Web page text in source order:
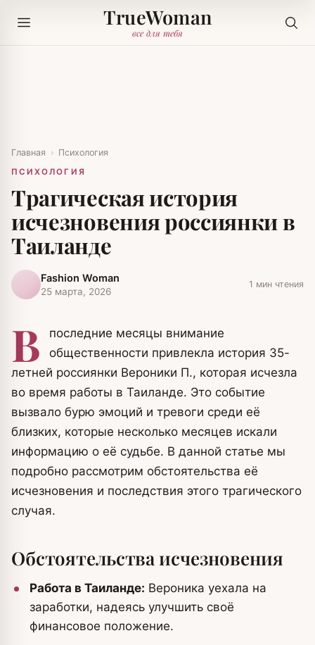
TrueWoman
все для тебя
Главная › Психология
ПСИХОЛОГИЯ
Трагическая история
исчезновения россиянки в
Таиланде
Fashion Woman
25 марта, 2026
1 мин чтения
В
последние месяцы внимание
общественности привлекла история 35-
летней россиянки Вероники П., которая исчезла
во время работы в Таиланде. Это событие
вызвало бурю эмоций и тревоги среди её
близких, которые несколько месяцев искали
информацию о её судьбе. В данной статье мы
подробно рассмотрим обстоятельства её
исчезновения и последствия этого трагического
случая.
Обстоятельства исчезновения
Работа в Таиланде: Вероника уехала на
заработки, надеясь улучшить своё
финансовое положение.